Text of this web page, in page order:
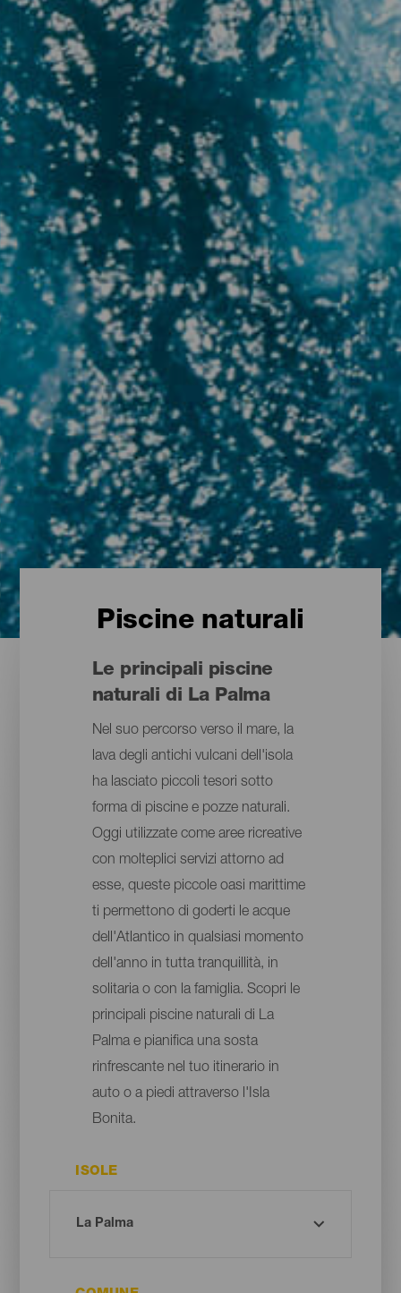
Piscine naturali
Le principali piscine
naturali di La Palma
Nel suo percorso verso il mare, la
lava degli antichi vulcani dell'isola
ha lasciato piccoli tesori sotto
forma di piscine e pozze naturali.
Oggi utilizzate come aree ricreative
con molteplici servizi attorno ad
esse, queste piccole oasi marittime
ti permettono di goderti le acque
dell'Atlantico in qualsiasi momento
dell'anno in tutta tranquillità, in
solitaria o con la famiglia. Scopri le
principali piscine naturali di La
Palma e pianifica una sosta
rinfrescante nel tuo itinerario in
auto o a piedi attraverso l'Isla
Bonita.
ISOLE